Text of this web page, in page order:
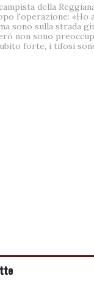
della
l'operazione: «Ho
sono sulla strada
non sono
forte, i tifosi